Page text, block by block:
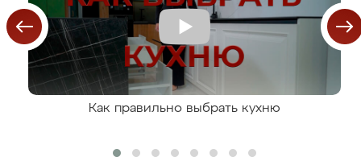
Как правильно выбрать кухню